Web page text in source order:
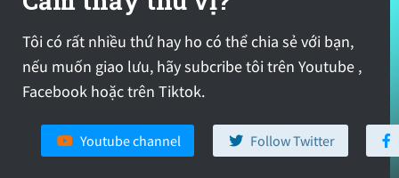
Tôi có rất nhiều thứ hay ho có thể chia sẻ với bạn,
nếu muốn giao lưu, hãy subcribe tôi trên Youtube ,
Facebook hoặc trên Tiktok.
Youtube channel Follow Twitter